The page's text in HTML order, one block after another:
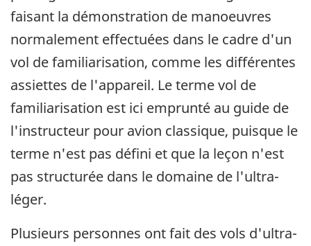
faisant la démonstration de manoeuvres
normalement effectuées dans le cadre d'un
vol de familiarisation, comme les différentes
assiettes de l'appareil. Le terme vol de
familiarisation est ici emprunté au guide de
l'instructeur pour avion classique, puisque le
terme n'est pas défini et que la leçon n'est
pas structurée dans le domaine de l'ultra-
léger.
Plusieurs personnes ont fait des vols d'ultra-